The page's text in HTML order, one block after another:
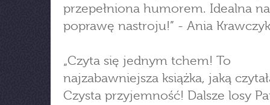
przepełniona humorem. Idealna na
poprawę nastroju!” - Ania Krawczyk
„Czyta się jednym tchem! To
najzabawniejsza książka, jaką
Czysta przyjemność! Dalsze losy